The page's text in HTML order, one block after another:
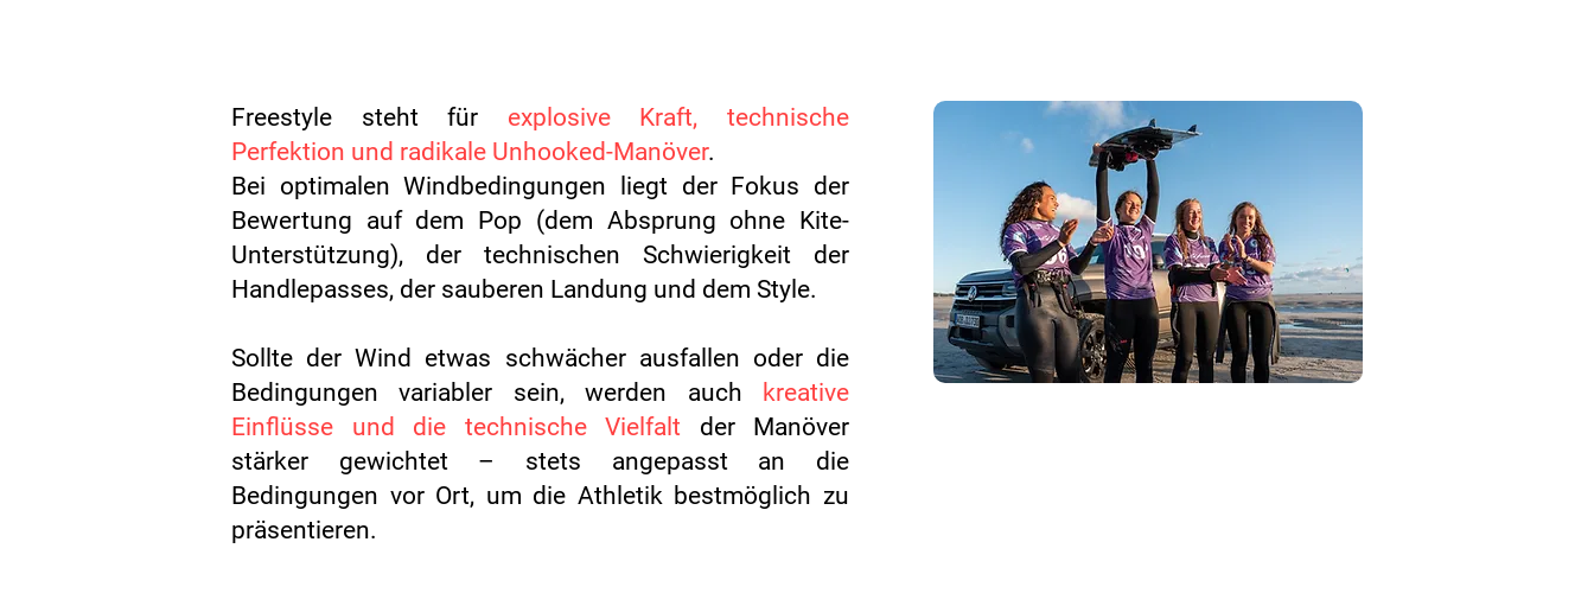
Freestyle steht für explosive Kraft, technische
Perfektion und radikale Unhooked-Manöver.
Bei optimalen Windbedingungen liegt der Fokus der
Bewertung auf dem Pop (dem Absprung ohne Kite-
Unterstützung), der technischen Schwierigkeit der
Handlepasses, der sauberen Landung und dem Style.
Sollte der Wind etwas schwächer ausfallen oder die
Bedingungen variabler sein, werden auch
kreative
Einflüsse und die technische Vielfalt der Manöver
stärker gewichtet – stets angepasst an die
Bedingungen vor Ort, um die Athletik bestmöglich zu
präsentieren.